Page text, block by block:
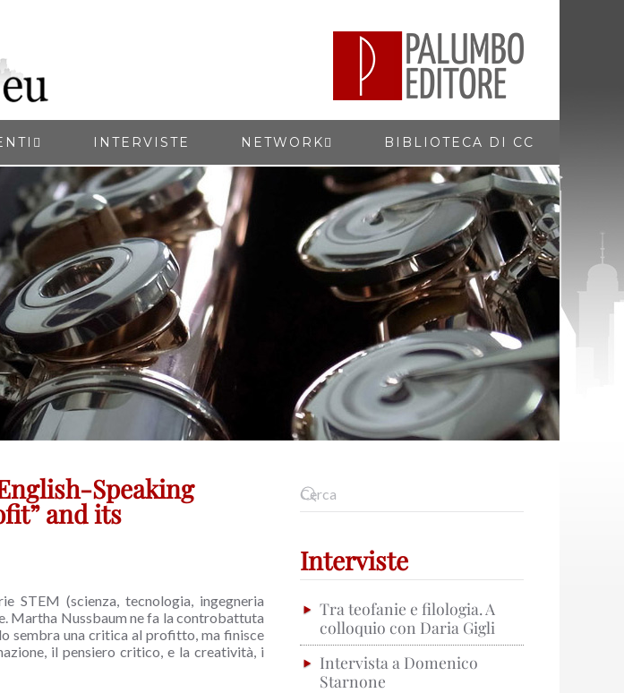
INTERVISTE NETWORK BIBLIOTECA DI CC
Speaking
and its
STEM (scienza, tecnologia, ingegneria
Martha Nussbaum ne fa la controbattuta
sembra una critica al profitto, ma finisce
il pensiero critico, e la creatività, i
Interviste
Tra teofanie e filologia. A
colloquio con Daria Gigli
Intervista a Domenico
Starnone